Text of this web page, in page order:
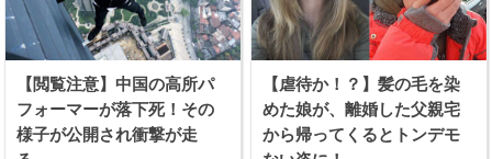
【閲覧注意】中国の高所パ
フォーマーが落下死！その
様子が公開され衝撃が走
【虐待か！？】髪の毛を染
めた娘が、離婚した父親宅
から帰ってくるとトンデモ